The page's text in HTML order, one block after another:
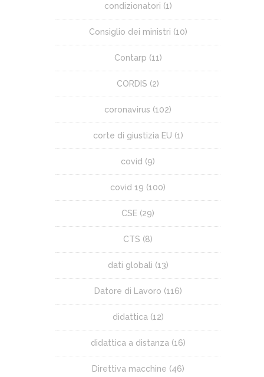
condizionatori (1)
Consiglio dei ministri (10)
Contarp (11)
CORDIS (2)
coronavirus (102)
corte di giustizia EU (1)
covid (9)
covid 19 (100)
CSE (29)
CTS (8)
dati globali (13)
Datore di Lavoro (116)
didattica (12)
didattica a distanza (16)
Direttiva macchine (46)